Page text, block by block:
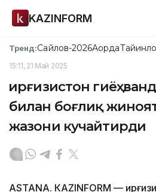
KAZINFORM
Тренд:Сайлов-2026Ақорда
15:11, 21 Май 2025
Қирғизистон
билан боғлиқ
жазони кучайтирди
ASTANA. КAZINFORM —